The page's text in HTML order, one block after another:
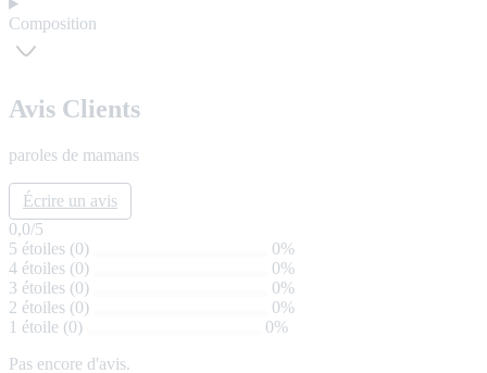
Composition
Avis Clients
paroles de mamans
Écrire un avis
0,0/5
5 étoiles (0)
0%
4 étoiles (0)
0%
3 étoiles (0)
0%
2 étoiles (0)
0%
1 étoile (0)
0%
Pas encore d'avis.